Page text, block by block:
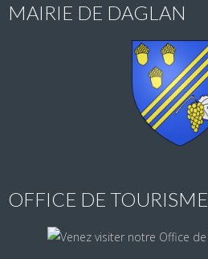
MAIRIE DE DAGLAN
OFFICE DE TOURISME